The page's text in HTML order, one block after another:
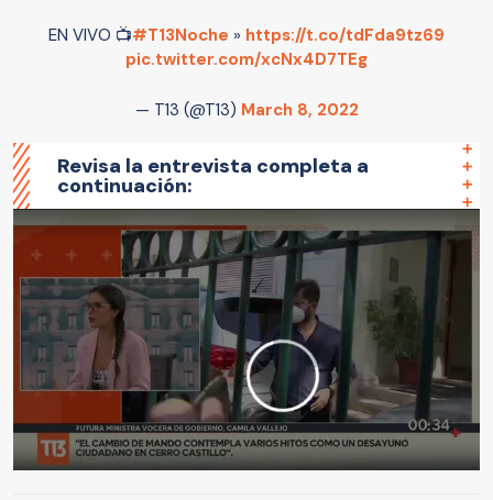
EN VIVO 📺#T13Noche » https://t.co/tdFda9tz69
pic.twitter.com/xcNx4D7TEg
— T13 (@T13) March 8, 2022
Revisa la entrevista completa a
continuación: